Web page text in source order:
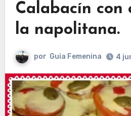
Calabacín con
la napolitana.
por Guia Femenina 4